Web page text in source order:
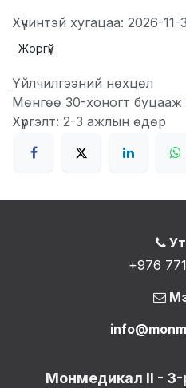
Хүчинтэй хугацаа: 2026-11-
Жоргүй
Үйлчилгээний нөхцөл
Мөнгөө 30-хоногт буцааж
Хүргэлт: 2-3 ажлын өдөр
+976
Монмедикал II - 3-